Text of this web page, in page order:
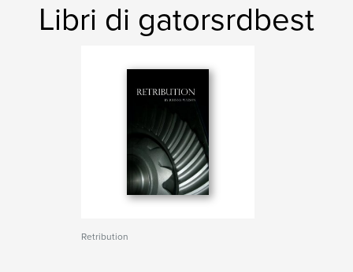
Libri di gatorsrdbest
Retribution